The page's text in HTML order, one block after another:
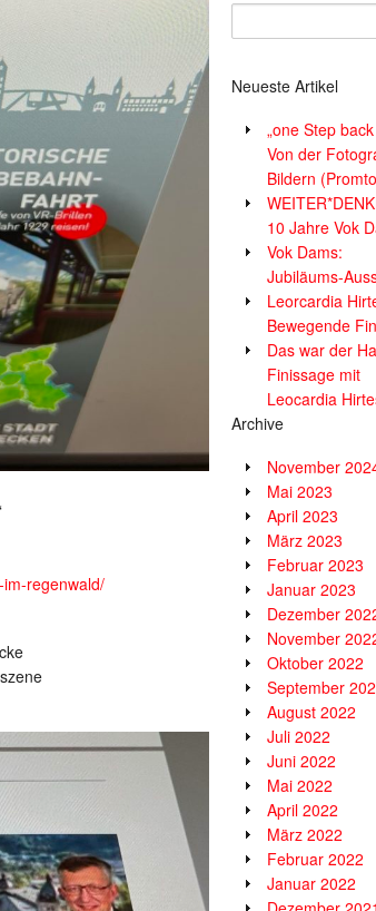
regenwald/
Neueste Artikel
„one Step
Von der
Bildern
10 Jahre Vok
Vok Dams:
Jubiläums-
Leorcardia
Bewegende
Das war der
Finissage mit
Leocardia
Archive
November
Mai 2023
April 2023
März 2023
Februar 2023
Januar 2023
Dezember
November
Oktober 2022
September
August 2022
Juli 2022
Juni 2022
Mai 2022
April 2022
März 2022
Februar 2022
Januar 2022